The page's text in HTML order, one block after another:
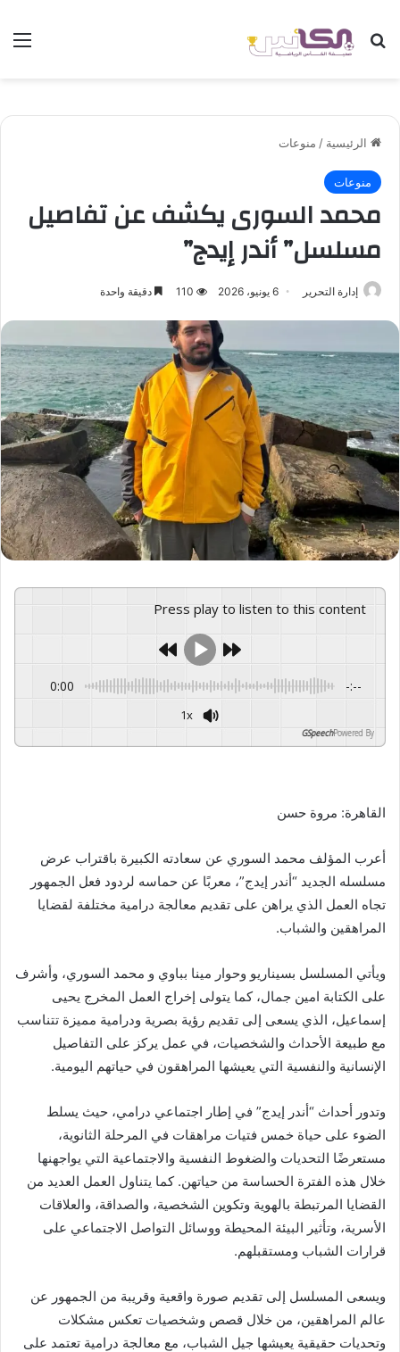
بحث عن
الرئيسية / منوعات
منوعات
محمد السورى يكشف عن تفاصيل
مسلسل” أندر إيدج”
إدارة التحرير 6 يونيو، 2026 110 دقيقة واحدة
Press play to listen to this content
0:00 -:--
1x
Powered By
GSpeech
القاهرة: مروة حسن
أعرب المؤلف محمد السوري عن سعادته الكبيرة باقتراب عرض
مسلسله الجديد “أندر إيدج”، معربًا عن حماسه لردود فعل الجمهور
تجاه العمل الذي يراهن على تقديم معالجة درامية مختلفة لقضايا
المراهقين والشباب.
ويأتي المسلسل بسيناريو وحوار مينا بباوي و محمد السوري، وأشرف
على الكتابة امين جمال، كما يتولى إخراج العمل المخرج يحيى
إسماعيل، الذي يسعى إلى تقديم رؤية بصرية ودرامية مميزة تتناسب
مع طبيعة الأحداث والشخصيات، في عمل يركز على التفاصيل
الإنسانية والنفسية التي يعيشها المراهقون في حياتهم اليومية.
وتدور أحداث “أندر إيدج” في إطار اجتماعي درامي، حيث يسلط
الضوء على حياة خمس فتيات مراهقات في المرحلة الثانوية،
مستعرضًا التحديات والضغوط النفسية والاجتماعية التي يواجهنها
خلال هذه الفترة الحساسة من حياتهن. كما يتناول العمل العديد من
القضايا المرتبطة بالهوية وتكوين الشخصية، والصداقة، والعلاقات
الأسرية، وتأثير البيئة المحيطة ووسائل التواصل الاجتماعي على
قرارات الشباب ومستقبلهم.
ويسعى المسلسل إلى تقديم صورة واقعية وقريبة من الجمهور عن
عالم المراهقين، من خلال قصص وشخصيات تعكس مشكلات
وتحديات حقيقية يعيشها جيل الشباب، مع معالجة درامية تعتمد على